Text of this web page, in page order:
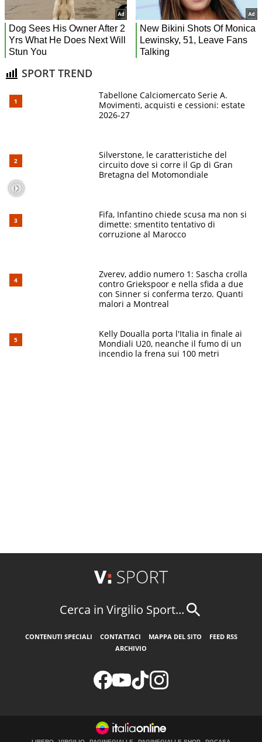
SPORT TREND
Tabellone Calciomercato Serie A.
Movimenti, acquisti e cessioni: estate
2026-27
Silverstone, le caratteristiche del
circuito dove si corre il Gp di Gran
Bretagna del Motomondiale
Fifa, Infantino chiede scusa ma non si
dimette: smentito tentativo di
corruzione al Marocco
Zverev, addio numero 1: Sascha crolla
contro Griekspoor e nella sfida a due
con Sinner si conferma terzo. Quanti
malori a Montreal
Kelly Doualla porta l'Italia in finale ai
Mondiali U20, neanche il fumo di un
incendio la frena sui 100 metri
Cerca in Virgilio Sport...
CONTENUTI SPECIALI CONTATTACI MAPPA DEL SITO
FEED RSS
ARCHIVIO